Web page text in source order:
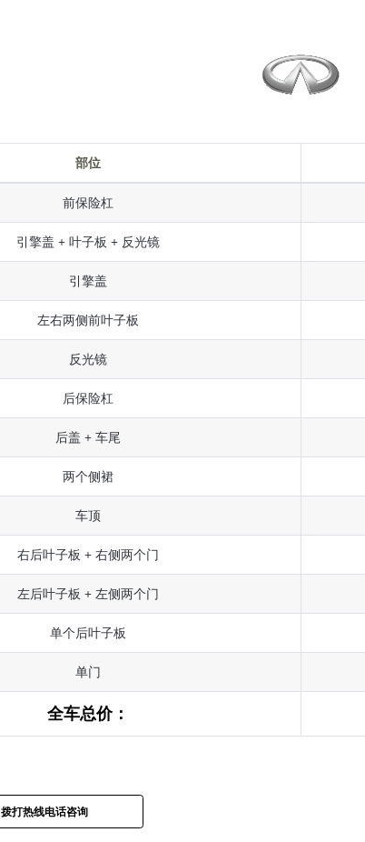
部位
前保险杠
引擎盖 + 叶子板 + 反光镜
引擎盖
左右两侧前叶子板
反光镜
后保险杠
后盖 + 车尾
两个侧裙
车顶
右后叶子板 + 右侧两个门
左后叶子板 + 左侧两个门
单个后叶子板
单门
全车总价：
拨打热线电话咨询